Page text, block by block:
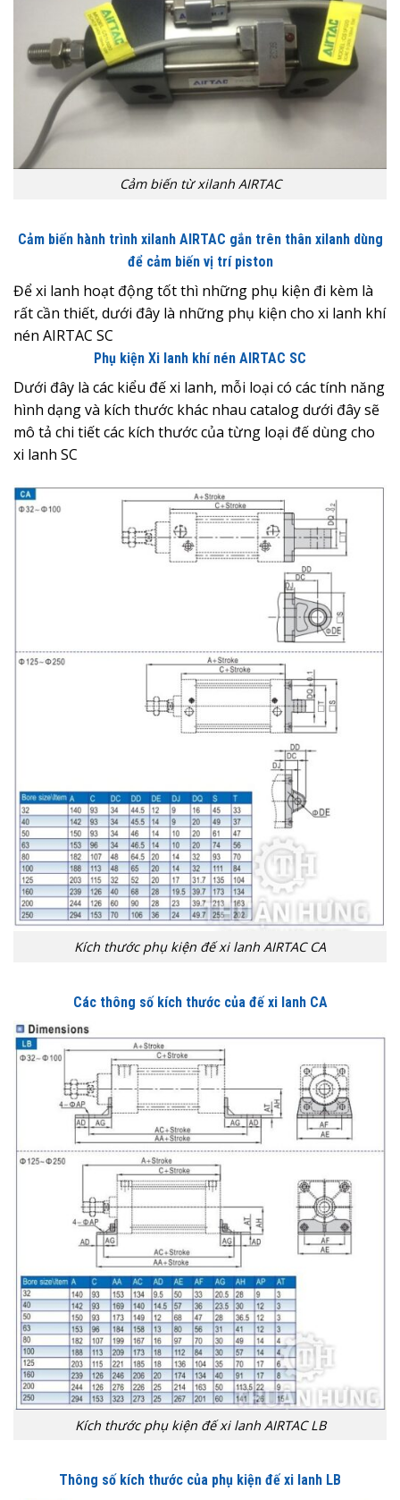
Cảm biến từ xilanh AIRTAC
Cảm biến hành trình xilanh AIRTAC gắn trên thân xilanh dùng
để cảm biến vị trí piston
Để xi lanh hoạt động tốt thì những phụ kiện đi kèm là
rất cần thiết, dưới đây là những phụ kiện cho xi lanh khí
nén AIRTAC SC
Phụ kiện Xi lanh khí nén AIRTAC SC
Dưới đây là các kiểu đế xi lanh, mỗi loại có các tính năng
hình dạng và kích thước khác nhau catalog dưới đây sẽ
mô tả chi tiết các kích thước của từng loại đế dùng cho
xi lanh SC
Kích thước phụ kiện đế xi lanh AIRTAC CA
Các thông số kích thước của đế xi lanh CA
Kích thước phụ kiện đế xi lanh AIRTAC LB
Thông số kích thước của phụ kiện đế xi lanh LB